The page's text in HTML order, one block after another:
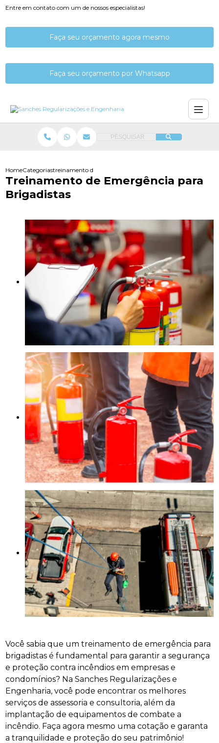
Entre em contato com um de nossos especialistas!
Faça seu orçamento agora mesmo
Faça seu orçamento por Whatsapp
PESQUISAR
HomeCategoriastreinamento de emergencia para brigadistas
Treinamento de Emergência para
Brigadistas
Você sabia que um treinamento de emergência para
brigadistas é fundamental para garantir a segurança
e proteção contra incêndios em empresas e
condomínios? Na Sanches Regularizações e
Engenharia, você pode encontrar os melhores
serviços de assessoria e consultoria, além da
implantação de equipamentos de combate a
incêndio. Faça agora mesmo uma cotação e garanta
a tranquilidade e proteção do seu patrimônio!